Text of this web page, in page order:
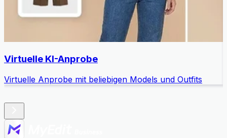
Virtuelle KI-Anprobe
Virtuelle Anprobe mit beliebigen Models und Outfits